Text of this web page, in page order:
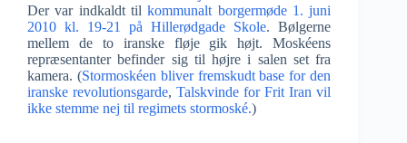
Der var indkaldt tilkommunalt borgermøde 1. juni
2010 kl. 19-21 på Hillerødgade Skole. Bølgerne
mellem de to iranske fløje gik højt. Moskéens
repræsentanter befinder sig til højre i salen set fra
kamera. (Stormoskéen bliver fremskudt base for den
iranske revolutionsgarde,Talskvinde for Frit Iran vil
ikke stemme nej til regimets stormoské.)